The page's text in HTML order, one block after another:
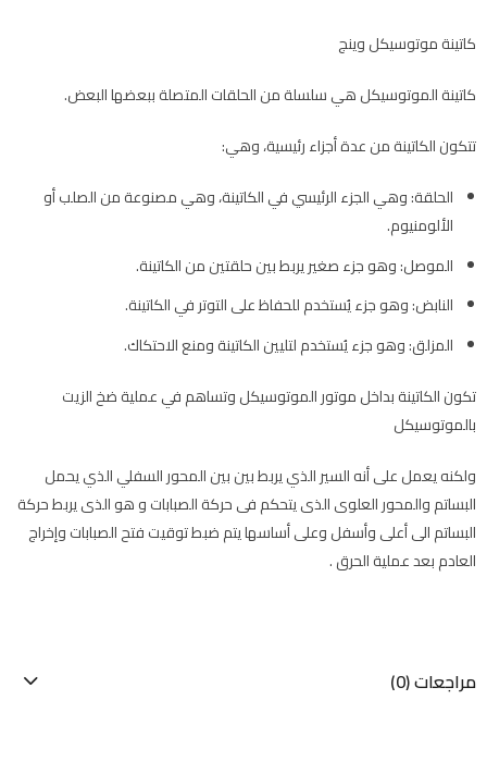
كاتينة موتوسيكل وينج
كاتينة الموتوسيكل هي سلسلة من الحلقات المتصلة ببعضها البعض.
تتكون الكاتينة من عدة أجزاء رئيسية، وهي:
الحلقة: وهي الجزء الرئيسي في الكاتينة، وهي مصنوعة من الصلب أو
الألومنيوم.
الموصل: وهو جزء صغير يربط بين حلقتين من الكاتينة.
النابض: وهو جزء يُستخدم للحفاظ على التوتر في الكاتينة.
المزلق: وهو جزء يُستخدم لتليين الكاتينة ومنع الاحتكاك.
تكون الكاتينة بداخل موتور الموتوسيكل وتساهم في عملية ضخ الزيت
بالموتوسيكل
ولكنه يعمل على أنه السير الذي يربط بين بين المحور السفلي الذي يحمل
البساتم والمحور العلوى الذى يتحكم فى حركة الصبابات و هو الذى يربط حركة
البساتم الى أعلى وأسفل وعلى أساسها يتم ضبط توقيت فتح الصبابات وإخراج
العادم بعد عملية الحرق .
مراجعات (0)